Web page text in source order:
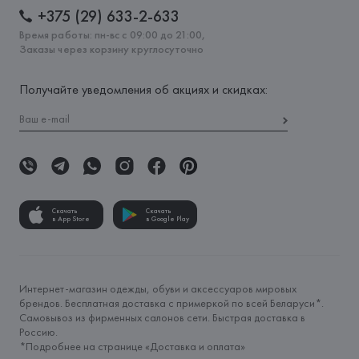
+375 (29) 633-2-633
Время работы: пн-вс с 09:00 до 21:00,
Заказы через корзину круглосуточно
Получайте уведомления об акциях и скидках:
Скачать
в App Store
Скачать
в Google Play
Интернет-магазин одежды, обуви и аксессуаров мировых
брендов. Бесплатная доставка с примеркой по всей Беларуси*.
Самовывоз из фирменных салонов сети. Быстрая доставка в
Россию.
*Подробнее на странице «Доставка и оплата»